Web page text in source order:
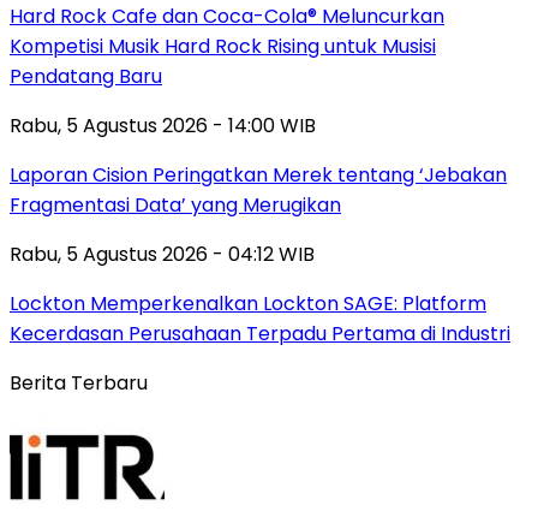
Hard Rock Cafe dan Coca-Cola® Meluncurkan
Kompetisi Musik Hard Rock Rising untuk Musisi
Pendatang Baru
Rabu, 5 Agustus 2026 - 14:00 WIB
Laporan Cision Peringatkan Merek tentang ‘Jebakan
Fragmentasi Data’ yang Merugikan
Rabu, 5 Agustus 2026 - 04:12 WIB
Lockton Memperkenalkan Lockton SAGE: Platform
Kecerdasan Perusahaan Terpadu Pertama di Industri
Berita Terbaru